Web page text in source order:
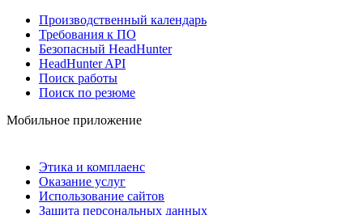
Производственный календарь
Требования к ПО
Безопасный HeadHunter
HeadHunter API
Поиск работы
Поиск по резюме
Мобильное приложение
Этика и комплаенс
Оказание услуг
Использование сайтов
Защита персональных данных